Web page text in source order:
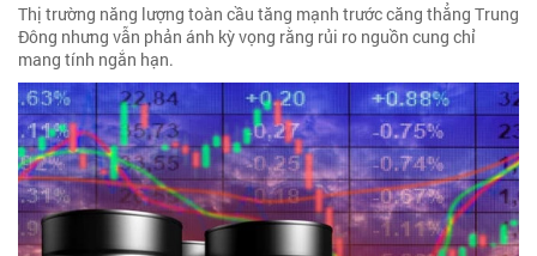
Thị trường năng lượng toàn cầu tăng mạnh trước căng thẳng Trung
Đông nhưng vẫn phản ánh kỳ vọng rằng rủi ro nguồn cung chỉ
mang tính ngắn hạn.